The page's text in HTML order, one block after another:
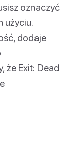
oznaczyć
użyciu.
dodaje
że Exit: Dead